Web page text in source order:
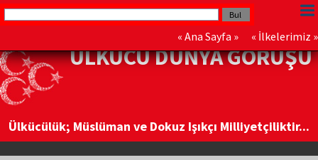
« Ana Sayfa » « İlkelerimiz »
ÜLKÜCÜ DÜNYA GÖRÜŞÜ
Ülkücülük; Müslüman ve Dokuz Işıkçı Milliyetçiliktir...